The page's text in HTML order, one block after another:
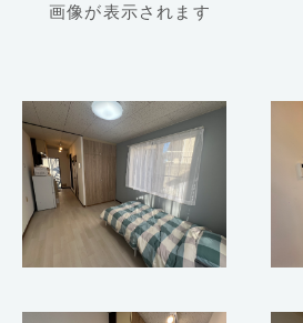
画像が表示されます